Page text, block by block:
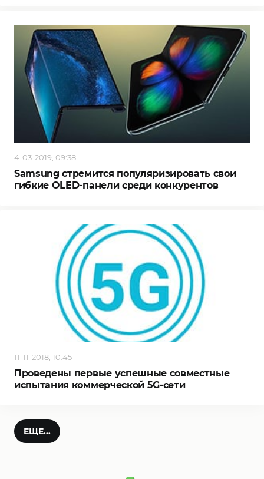
4-03-2019, 09:38
Samsung стремится популяризировать свои
гибкие OLED-панели среди конкурентов
11-11-2018, 10:45
Проведены первые успешные совместные
испытания коммерческой 5G-сети
ЕЩЕ...